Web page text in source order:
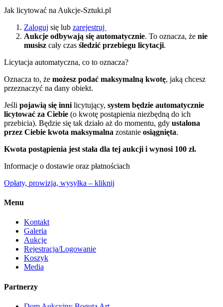
Jak licytować na Aukcje-Sztuki.pl
Zaloguj się lub zarejestruj
Aukcje odbywają się automatycznie. To oznacza, że nie
musisz cały czas śledzić przebiegu licytacji.
Licytacja automatyczna, co to oznacza?
Oznacza to, że możesz podać maksymalną kwotę, jaką chcesz
przeznaczyć na dany obiekt.
Jeśli pojawią się inni licytujący, system będzie automatycznie
licytować za Ciebie (o kwotę postąpienia niezbędną do ich
przebicia). Będzie się tak działo aż do momentu, gdy ustalona
przez Ciebie kwota maksymalna zostanie osiągnięta.
Kwota postąpienia jest stała dla tej aukcji i wynosi 100 zł.
Informacje o dostawie oraz płatnościach
Opłaty, prowizja, wysyłka – kliknij
Menu
Kontakt
Galeria
Aukcje
Rejestracja/Logowanie
Koszyk
Media
Partnerzy